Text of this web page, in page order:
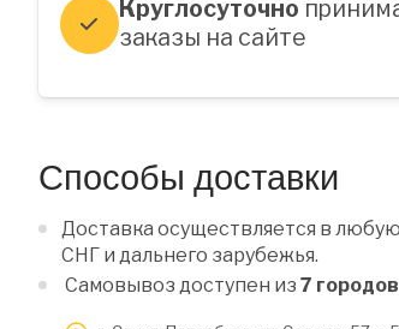
Круглосуточно
заказы на сайте
Способы доставки
Доставка осуществляется в
СНГ и дальнего зарубежья.
Самовывоз доступен из 7